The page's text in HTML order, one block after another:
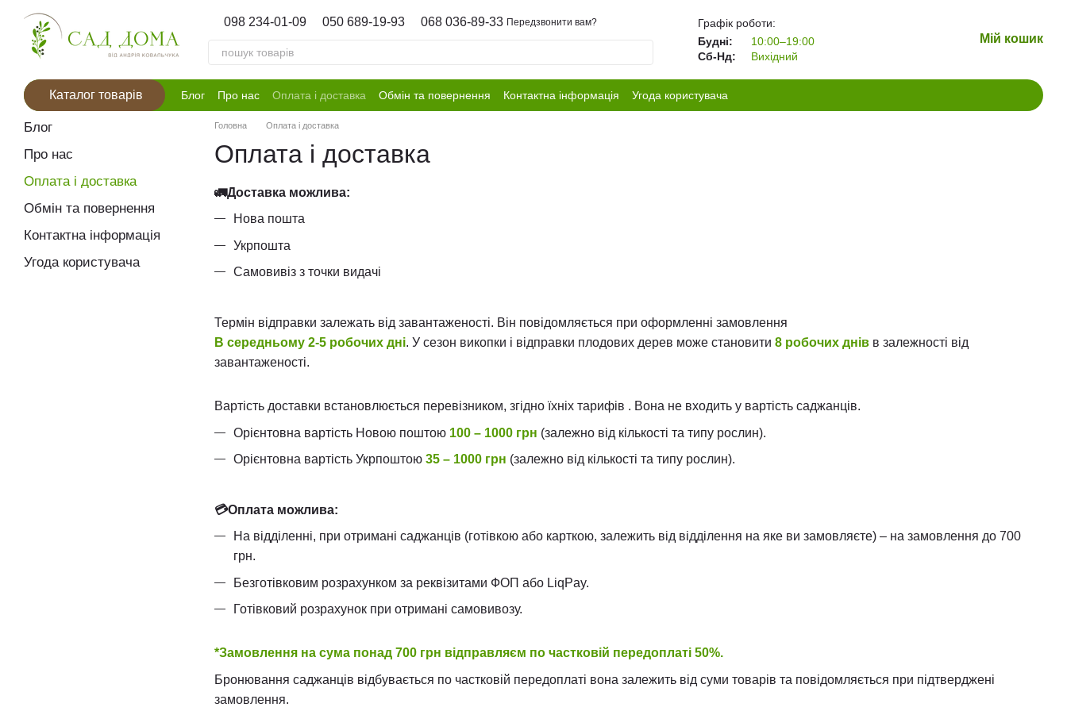
Перейти к основному контенту
098 234-01-09 050 689-19-93 068 036-89-33 Передзвонити вам?
Графік роботи:
Будні:
10:00–19:00
Сб-Нд:
Вихідний
Мій кошик
Каталог товарів Блог Про нас Оплата і доставка Обмін та повернення Контактна інформація Угода користувача
Головна Оплата і доставка
Оплата і доставка
🚛Доставка можлива:
Нова пошта
Укрпошта
Самовивіз з точки видачі
Термін відправки залежать від завантаженості. Він повідомляється при оформленні замовлення
В середньому 2-5 робочих дні. У сезон викопки і відправки плодових дерев може становити 8 робочих днів в залежності від
завантаженості.
Вартість доставки встановлюється перевізником, згідно їхніх тарифів . Вона не входить у вартість саджанців.
Орієнтовна вартість Новою поштою 100 – 1000 грн (залежно від кількості та типу рослин).
Орієнтовна вартість Укрпоштою 35 – 1000 грн (залежно від кількості та типу рослин).
💳Оплата можлива:
На відділенні, при отримані саджанців (готівкою або карткою, залежить від відділення на яке ви замовляєте) – на замовлення до 700
грн.
Безготівковим розрахунком за реквізитами ФОП або LiqPay.
Готівковий розрахунок при отримані самовивозу.
*Замовлення на сума понад 700 грн відправляєм по частковій передоплаті 50%.
Бронювання саджанців відбувається по частковій передоплаті вона залежить від суми товарів та повідомляється при підтверджені
замовлення.
Блог
Про нас
Оплата і доставка
Обмін та повернення
Контактна інформація
Угода користувача